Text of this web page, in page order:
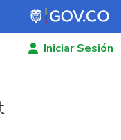
principal
Iniciar Sesión